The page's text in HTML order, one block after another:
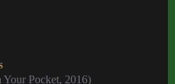
Your Pocket, 2016)